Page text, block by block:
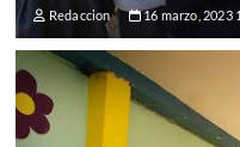
Redaccion 16 marzo, 2023